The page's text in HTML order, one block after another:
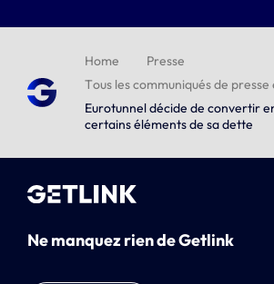
Home
Presse
Tous les communiqués de
Eurotunnel décide de convertir
certains éléments de sa dette
Ne manquez rien de Getlink